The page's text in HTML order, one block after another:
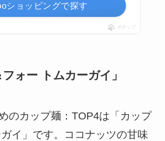
ショッピングで探す
ポチップ
ォー トムカーガイ」
のカップ麺：TOP4は「カップ
イ」です。ココナッツの甘味